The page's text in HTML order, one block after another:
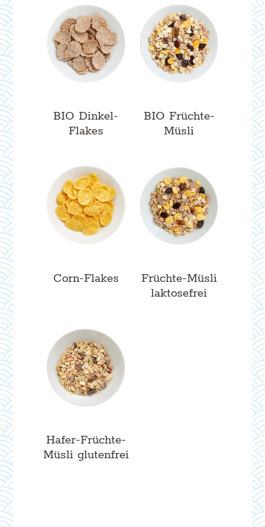
BIO Dinkel-
Flakes
BIO Früchte-
Müsli
Corn-Flakes
Früchte-Müsli
laktosefrei
Hafer-Früchte-
Müsli glutenfrei